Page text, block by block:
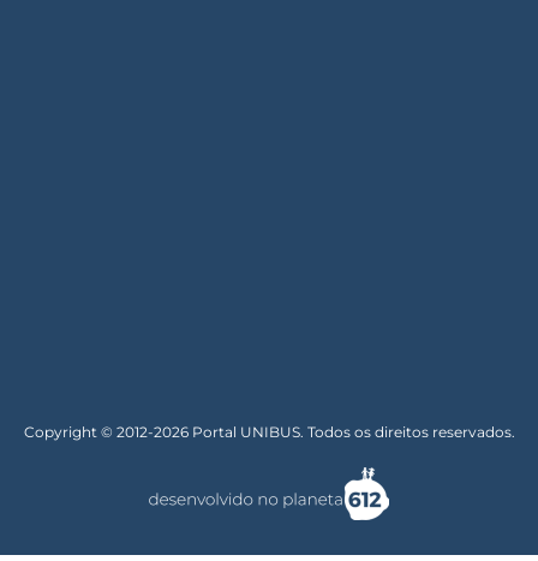
Copyright © 2012-2026 Portal UNIBUS. Todos os direitos reservados.